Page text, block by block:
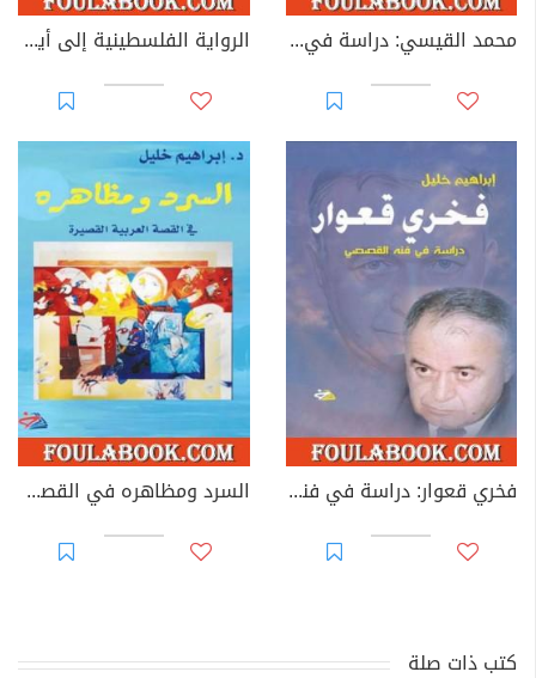
محمد القيسي: دراسة في شعره ونثره الرواية الفلسطينية إلى أين؟
فخري قعوار: دراسة في فنه القصصي السرد ومظاهره في القصة العربية القصيرة
كتب ذات صلة